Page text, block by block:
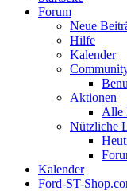
Forum
Neue
Hilfe
Kalender
Aktionen
Alle
Nützliche
Kalender
Ford-ST-